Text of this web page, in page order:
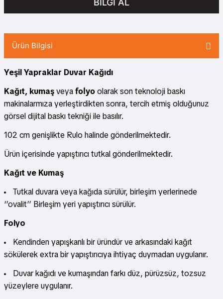
BİLGİ AL
Ürün Bilgisi
Yeşil Yapraklar Duvar Kağıdı
Kağıt, kumaşveyafolyoolarak son teknoloji baskı
makinalarmıza yerleştirdikten sonra, tercih etmiş olduğunuz
görsel dijital baskı tekniği ile basılır.
102 cm genişlikte Rulo halinde gönderilmektedir.
Ürün içerisinde yapıştırıcı tutkal gönderilmektedir.
Kağıt ve Kumaş
Tutkal duvara veya kağıda sürülür, birleşim yerlerinede
‘’ovalit’’ Birleşim yeri yapıştırıcı sürülür.
Folyo
Kendinden yapışkanlı bir üründür ve arkasındaki kağıt
sökülerek extra bir yapıştırıcıya ihtiyaç duymadan uygulanır.
Duvar kağıdı ve kumaşından farkı düz, pürüzsüz, tozsuz
yüzeylere uygulanır.